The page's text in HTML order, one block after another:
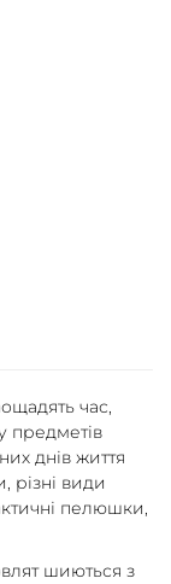
час,
предметів
днів життя
різні види
пелюшки,
шиються з